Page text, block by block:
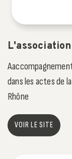
dans les actes de
Rhône
VOIR LE SITE